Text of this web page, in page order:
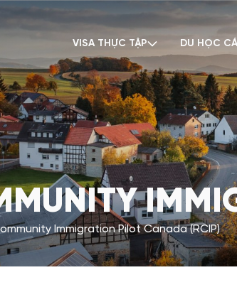
VISA THỰC TẬP DU HỌC
Immigration Pilot Canada (RCIP)